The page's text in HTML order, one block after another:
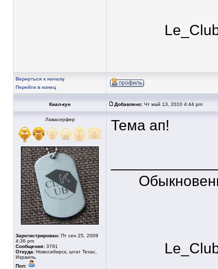
Вернуться к началу
Перейти в конец
Киал-кун Добавлено: Чт май 13, 2010 4:44 pm
Лавасерфер
Зарегистрирован: Пт сен 25, 2009
4:36 pm
Сообщения: 3791
Откуда: Новосибирск, штат Техас,
Израиль.
Пол:
Тема ап!